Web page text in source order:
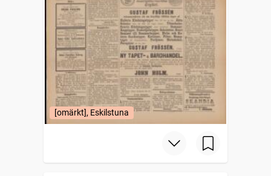
[omärkt], Eskilstuna